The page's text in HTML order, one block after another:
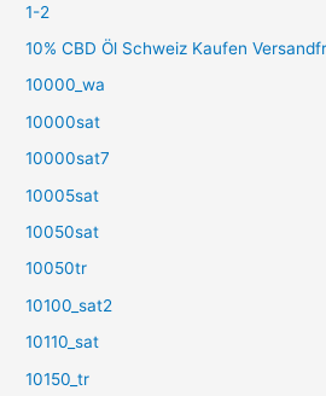
1-2
10% CBD Öl Schweiz Kaufen
10000_wa
10000sat
10000sat7
10005sat
10050sat
10050tr
10100_sat2
10110_sat
10150_tr